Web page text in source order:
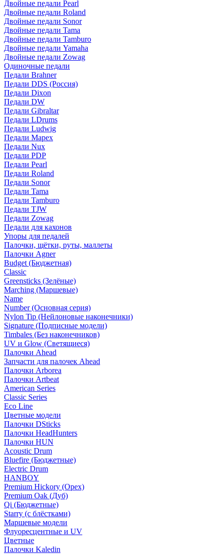
Двойные педали Pearl
Двойные педали Roland
Двойные педали Sonor
Двойные педали Tama
Двойные педали Tamburo
Двойные педали Yamaha
Двойные педали Zowag
Одиночные педали
Педали Brahner
Педали DDS (Россия)
Педали Dixon
Педали DW
Педали Gibraltar
Педали LDrums
Педали Ludwig
Педали Mapex
Педали Nux
Педали PDP
Педали Pearl
Педали Roland
Педали Sonor
Педали Tama
Педали Tamburo
Педали TJW
Педали Zowag
Педали для кахонов
Упоры для педалей
Палочки, щётки, руты, маллеты
Палочки Agner
Budget (Бюджетная)
Classic
Greensticks (Зелёные)
Marching (Маршевые)
Name
Number (Основная серия)
Nylon Tip (Нейлоновые наконечники)
Signature (Подписные модели)
Timbales (Без наконечников)
UV и Glow (Светящиеся)
Палочки Ahead
Запчасти для палочек Ahead
Палочки Arborea
Палочки Artbeat
American Series
Classic Series
Eco Line
Цветные модели
Палочки DSticks
Палочки HeadHunters
Палочки HUN
Acoustic Drum
Bluefire (Бюджетные)
Electric Drum
HANBOY
Premium Hickory (Орех)
Premium Oak (Дуб)
Qi (Бюджетные)
Starry (с блёстками)
Маршевые модели
Флуоресцентные и UV
Цветные
Палочки Kaledin